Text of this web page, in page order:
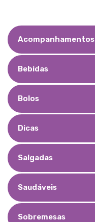
Acompanhamentos
Bebidas
Bolos
Dicas
Salgadas
Saudáveis
Sobremesas